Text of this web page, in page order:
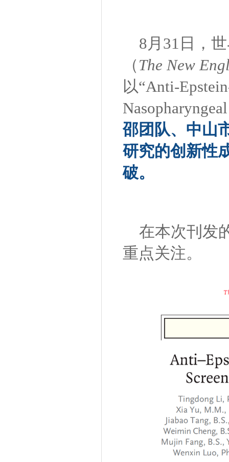
8月31日，
（ The New
以“Anti-
邵团队、中山
研究的创新性
破。
在本次刊发
重点关注。